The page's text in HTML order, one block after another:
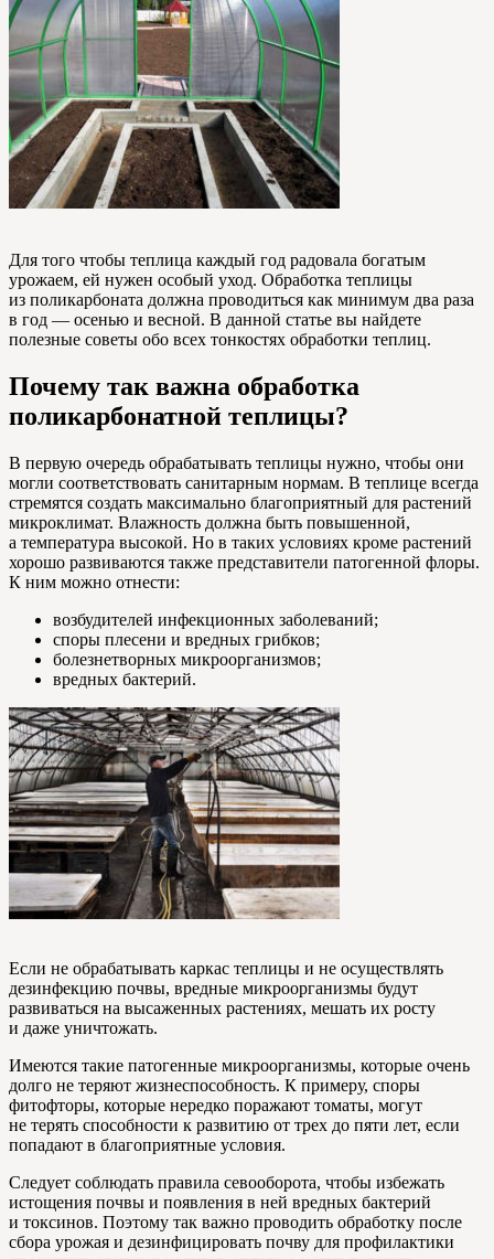
Для того чтобы теплица каждый год радовала богатым
урожаем, ей нужен особый уход. Обработка теплицы
из поликарбоната должна проводиться как минимум два раза
в год — осенью и весной. В данной статье вы найдете
полезные советы обо всех тонкостях обработки теплиц.
Почему так важна обработка
поликарбонатной теплицы?
В первую очередь обрабатывать теплицы нужно, чтобы они
могли соответствовать санитарным нормам. В теплице всегда
стремятся создать максимально благоприятный для растений
микроклимат. Влажность должна быть повышенной,
а температура высокой. Но в таких условиях кроме растений
хорошо развиваются также представители патогенной флоры.
К ним можно отнести:
возбудителей инфекционных заболеваний;
споры плесени и вредных грибков;
болезнетворных микроорганизмов;
вредных бактерий.
Если не обрабатывать каркас теплицы и не осуществлять
дезинфекцию почвы, вредные микроорганизмы будут
развиваться на высаженных растениях, мешать их росту
и даже уничтожать.
Имеются такие патогенные микроорганизмы, которые очень
долго не теряют жизнеспособность. К примеру, споры
фитофторы, которые нередко поражают томаты, могут
не терять способности к развитию от трех до пяти лет, если
попадают в благоприятные условия.
Следует соблюдать правила севооборота, чтобы избежать
истощения почвы и появления в ней вредных бактерий
и токсинов. Поэтому так важно проводить обработку после
сбора урожая и дезинфицировать почву для профилактики